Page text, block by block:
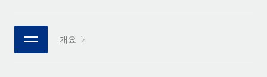
통합
핵심 비즈니스 도구로 프로세스를 간소화
플랫폼에 글로벌 HR을 유연하게 통합
Remote와의 파트너십 기회 탐색
이벤트
한국어
개요